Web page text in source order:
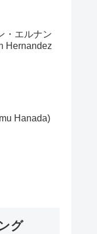
・エルナン
Hernandez
Hanada)
グ